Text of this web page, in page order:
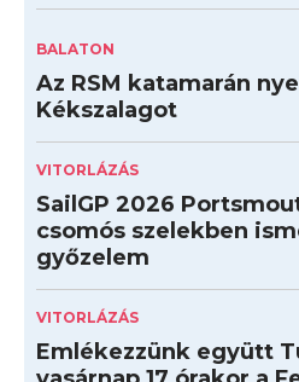
BALATON
Az RSM katamarán
Kékszalagot
VITORLÁZÁS
SailGP 2026
csomós szelekben
győzelem
VITORLÁZÁS
Emlékezzünk együtt